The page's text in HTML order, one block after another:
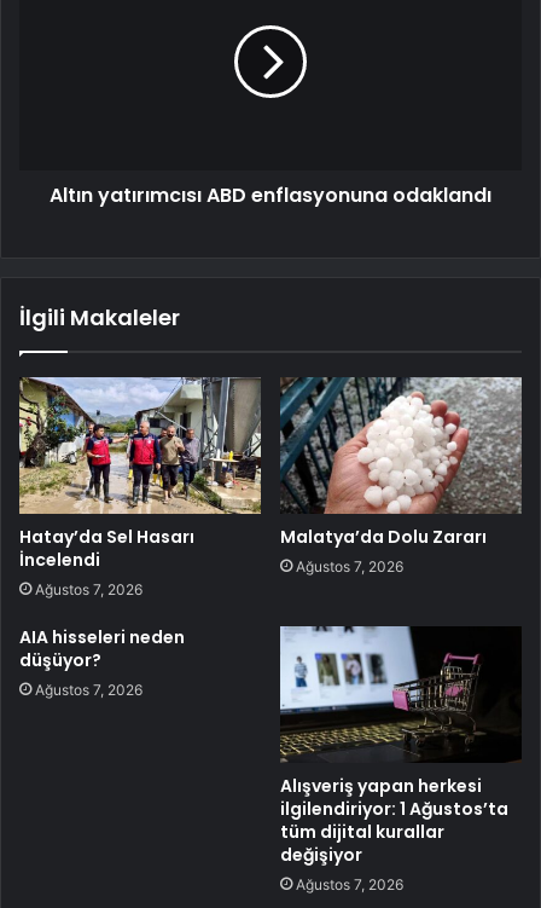
Altın yatırımcısı ABD enflasyonuna odaklandı
İlgili Makaleler
Hatay’da Sel Hasarı
İncelendi
Ağustos 7, 2026
Malatya’da Dolu Zararı
Ağustos 7, 2026
AIA hisseleri neden
düşüyor?
Ağustos 7, 2026
Alışveriş yapan herkesi
ilgilendiriyor: 1 Ağustos’ta
tüm dijital kurallar
değişiyor
Ağustos 7, 2026